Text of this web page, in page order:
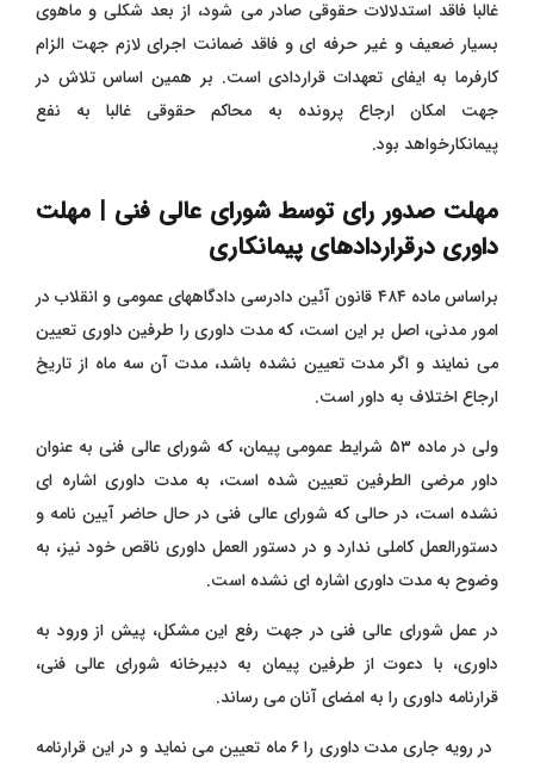
غالبا فاقد استدلالات حقوقی صادر می شود، از بعد شکلی و ماهوی
بسیار ضعیف و غیر حرفه ای و فاقد ضمانت اجرای لازم جهت الزام
کارفرما به ایفای تعهدات قراردادی است. بر همین اساس تلاش در
جهت امکان ارجاع پرونده به محاکم حقوقی غالبا به نفع
پیمانکارخواهد بود.
مهلت صدور رای توسط شورای عالی فنی | مهلت
داوری درقراردادهای پیمانکاری
براساس ماده ۴۸۴ قانون آئین دادرسی دادگاههای عمومی و انقلاب در
امور مدنی، اصل بر این است، که مدت داوری را طرفین داوری تعیین
می نمایند و اگر مدت تعیین نشده باشد، مدت آن سه ماه از تاریخ
ارجاع اختلاف به داور است.
ولی در ماده ۵۳ شرایط عمومی پیمان، که شورای عالی فنی به عنوان
داور مرضی الطرفین تعیین شده است، به مدت داوری اشاره ای
نشده است، در حالی که شورای عالی فنی در حال حاضر آیین نامه و
دستورالعمل کاملی ندارد و در دستور العمل داوری ناقص خود نیز، به
وضوح به مدت داوری اشاره ای نشده است.
در عمل شورای عالی فنی در جهت رفع این مشکل، پیش از ورود به
داوری، با دعوت از طرفین پیمان به دبیرخانه شورای عالی فنی،
قرارنامه داوری را به امضای آنان می رساند.
در رویه جاری مدت داوری را ۶ ماه تعیین می نماید و در این قرارنامه